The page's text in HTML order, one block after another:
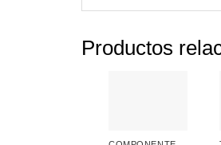
Productos